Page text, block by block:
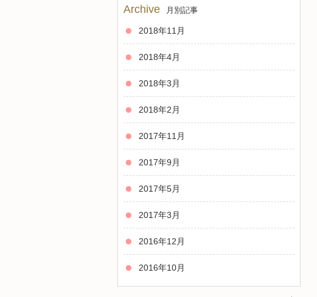
Archive 月別記事
2018年11月
2018年4月
2018年3月
2018年2月
2017年11月
2017年9月
2017年5月
2017年3月
2016年12月
2016年10月